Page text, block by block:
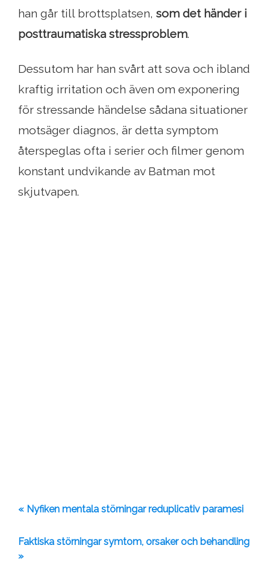
han går till brottsplatsen, som det händer i
posttraumatiska stressproblem.
Dessutom har han svårt att sova och ibland
kraftig irritation och även om exponering
för stressande händelse sådana situationer
motsäger diagnos, är detta symptom
återspeglas ofta i serier och filmer genom
konstant undvikande av Batman mot
skjutvapen.
« Nyfiken mentala störningar reduplicativ paramesi
Faktiska störningar symtom, orsaker och behandling
»